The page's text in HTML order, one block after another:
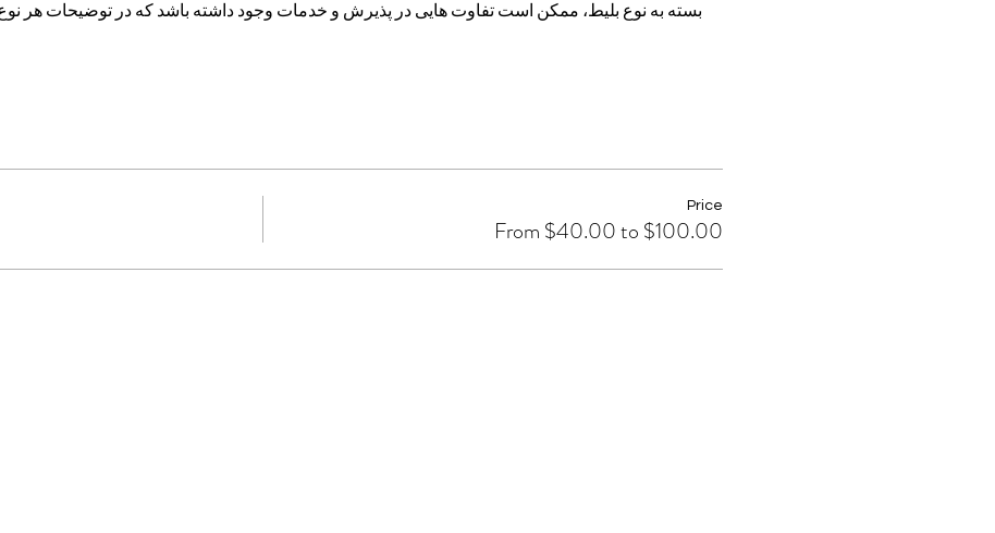
بسته به نوع بلیط، ممکن است تفاوت هایی در پذیرش و خدمات وجود داشته باشد که در توضیحات هر
Price
From $40.00 to $100.00